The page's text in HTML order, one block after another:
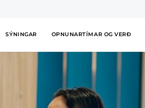
SÝNINGAR OPNUNARTÍMAR OG VERÐ